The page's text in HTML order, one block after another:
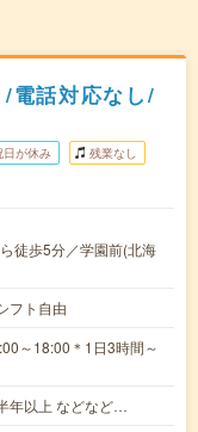
/電話対応なし/
日が休み 残業なし
徒歩5分／学園前(北海
フト自由
～18:00＊1日3時間～
年以上 などなど…